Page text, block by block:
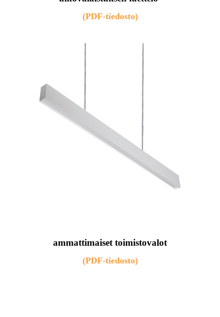
(PDF-tiedosto)
ammattimaiset toimistovalot
(PDF-tiedosto)